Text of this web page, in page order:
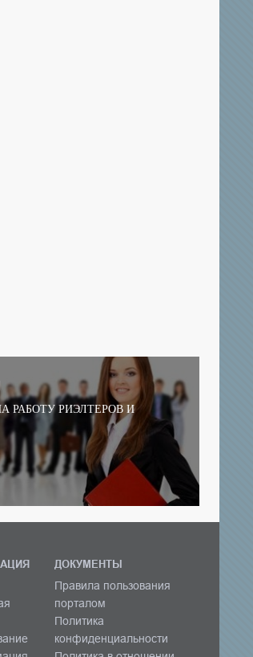
РАБОТУ РИЭЛТЕРОВ И
ДОКУМЕНТЫ
Правила пользования
порталом
Политика
конфиденциальности